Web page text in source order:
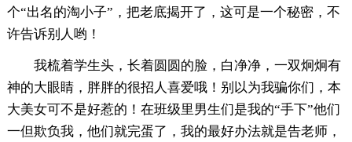
个“出名的淘小子”，把老底揭开了，这可是一个秘密，不
许告诉别人哟！
我梳着学生头，长着圆圆的脸，白净净，一双炯炯有
神的大眼睛，胖胖的很招人喜爱哦！别以为我骗你们，本
大美女可不是好惹的！在班级里男生们是我的“手下”他们
一但欺负我，他们就完蛋了，我的最好办法就是告老师，